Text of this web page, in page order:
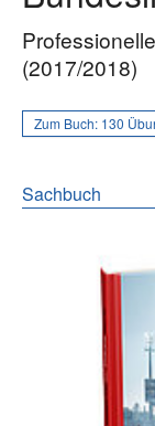
(2017/2018)
Zum Buch: 130
Sachbuch